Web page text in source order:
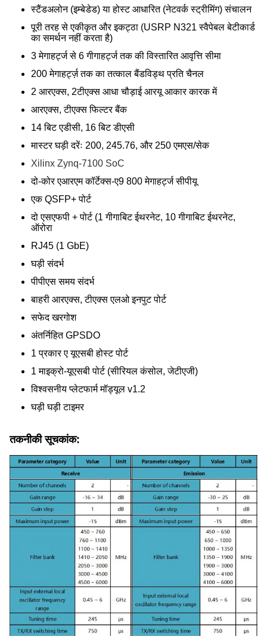
स्टैंडअलोन (इम्बेडेड) या होस्ट आधारित (नेटवर्क स्ट्रीमिंग) संचालन
पूरी तरह से एकीकृत और इकट्ठा (USRP N321 स्वैपेबल बेटीकार्ड
का समर्थन नहीं करता है)
3 मेगाहर्ट्ज से 6 गीगाहर्ट्ज तक की विस्तारित आवृत्ति सीमा
200 मेगाहर्ट्ज़ तक का तत्काल बैंडविड्थ प्रति चैनल
2 आरएक्स, 2टीएक्स आधा चौड़ाई आरयू आकार कारक में
आरएक्स, टीएक्स फिल्टर बैंक
14 बिट एडीसी, 16 बिट डीएसी
मास्टर घड़ी दरेंः 200, 245.76, और 250 एमएस/सेक
Xilinx Zynq-7100 SoC
दो-कोर एआरएम कॉर्टेक्स-ए9 800 मेगाहर्ट्ज सीपीयू
एक QSFP+ पोर्ट
दो एसएफपी + पोर्ट (1 गीगाबिट ईथरनेट, 10 गीगाबिट ईथरनेट,
ऑरोरा
RJ45 (1 GbE)
घड़ी संदर्भ
पीपीएस समय संदर्भ
बाहरी आरएक्स, टीएक्स एलओ इनपुट पोर्ट
सफेद खरगोश
अंतर्निहित GPSDO
1 प्रकार ए यूएसबी होस्ट पोर्ट
1 माइक्रो-यूएसबी पोर्ट (सीरियल कंसोल, जेटीएजी)
विश्वसनीय प्लेटफार्म मॉड्यूल v1.2
घड़ी घड़ी टाइमर
तकनीकी सूचकांक: